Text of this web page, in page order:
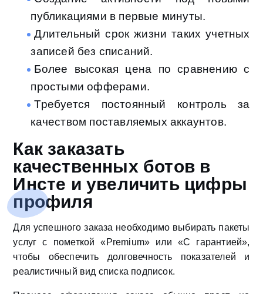
публикациями в первые минуты.
Длительный срок жизни таких учетных
записей без списаний.
Более высокая цена по сравнению с
простыми офферами.
Требуется постоянный контроль за
качеством поставляемых аккаунтов.
Как заказать
качественных ботов в
Инсте и увеличить цифры
профиля
Для успешного заказа необходимо выбирать пакеты
услуг с пометкой «Premium» или «С гарантией»,
чтобы обеспечить долговечность показателей и
реалистичный вид списка подписок.